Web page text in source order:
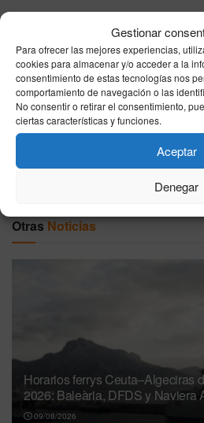
Gestionar
Para ofrecer las mejores experiencias,
cookies para almacenar y/o acceder a la
consentimiento de estas tecnologías nos
comportamiento de navegación o las
No consentir o retirar el consentimiento,
ciertas características y funciones.
Aceptar
Denegar
Noticia
Tiempo en Ceuta el lunes 8 de
intervalos nubosos con
Siguiente
Resultado Bonoloto hoy,
combinación
Otras Noticias
Horarios ferrys Ceuta–Algeciras
2026: Baleària, DFDS y Naviera
09/08/2026